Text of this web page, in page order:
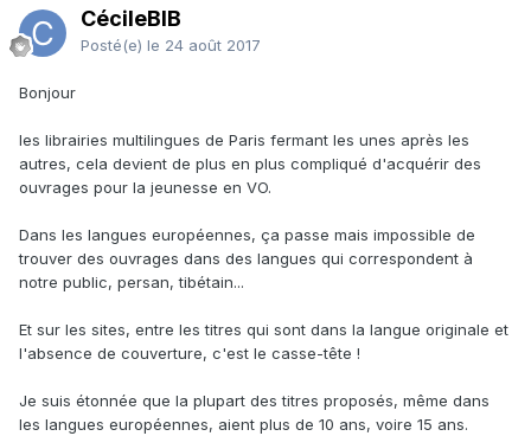
CécileBIB
Posté(e) le 24 août 2017
Bonjour
les librairies multilingues de Paris fermant les unes après les
autres, cela devient de plus en plus compliqué d'acquérir des
ouvrages pour la jeunesse en VO.
Dans les langues européennes, ça passe mais impossible de
trouver des ouvrages dans des langues qui correspondent à
notre public, persan, tibétain...
Et sur les sites, entre les titres qui sont dans la langue originale et
l'absence de couverture, c'est le casse-tête !
Je suis étonnée que la plupart des titres proposés, même dans
les langues européennes, aient plus de 10 ans, voire 15 ans.